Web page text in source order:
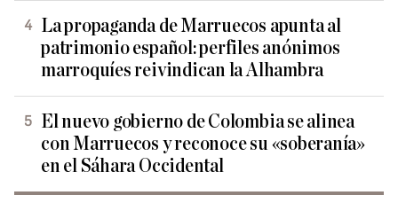
La propaganda de Marruecos apunta al
patrimonio español: perfiles anónimos
marroquíes reivindican la Alhambra
El nuevo gobierno de Colombia se alinea
con Marruecos y reconoce su «soberanía»
en el Sáhara Occidental